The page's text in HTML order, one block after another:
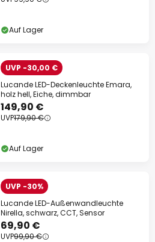
Auf Lager
UVP -30,00 €
Lucande LED-Deckenleuchte Emara,
holz hell, Eiche, dimmbar
149,90 €
UVP179,90 €
Auf Lager
UVP -30%
Lucande LED-Außenwandleuchte
Nirella, schwarz, CCT, Sensor
69,90 €
UVP99,90 €